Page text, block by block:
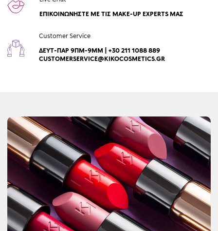
ΕΠΙΚΟΙΝΩΝΉΣΤΕ ΜΕ ΤΙΣ MAKE-UP EXPERTS ΜΑΣ
Customer Service
ΔΕΥΤ-ΠΑΡ 9ΠΜ-9ΜΜ | +30 211 1088 889
CUSTOMERSERVICE@KIKOCOSMETICS.GR